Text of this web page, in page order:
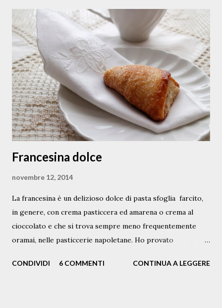
Ingredienti per 4 persone N.1 bottiglia e mezza di passata
di pomodoro 400 g di manzo tagliato a fette ( io chiedo al
mio macellaio Ciro il taglio adatto e disponibile ) N. 1
cipolla (ramata) olio extravergine q.b. vino q.b. Pecorino
Romano a pezzettini mezzo spicchio d’aglio un rametto di
prezzemolo fresco pinoli, una ventina passolini, 10 grammi
pepe nero ...
Francesina dolce
novembre 12, 2014
La francesina è un delizioso dolce di pasta sfoglia farcito,
in genere, con crema pasticcera ed amarena o crema al
cioccolato e che si trova sempre meno frequentemente
oramai, nelle pasticcerie napoletane. Ho provato
sfoglia inversa ( la pâte feuilletée inversée ) , la cui ricetta
CONDIVIDI 6 COMMENTI CONTINUA A LEGGERE